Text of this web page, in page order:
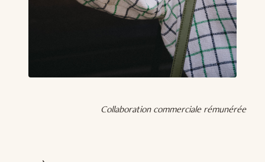
Collaboration commerciale rémunérée